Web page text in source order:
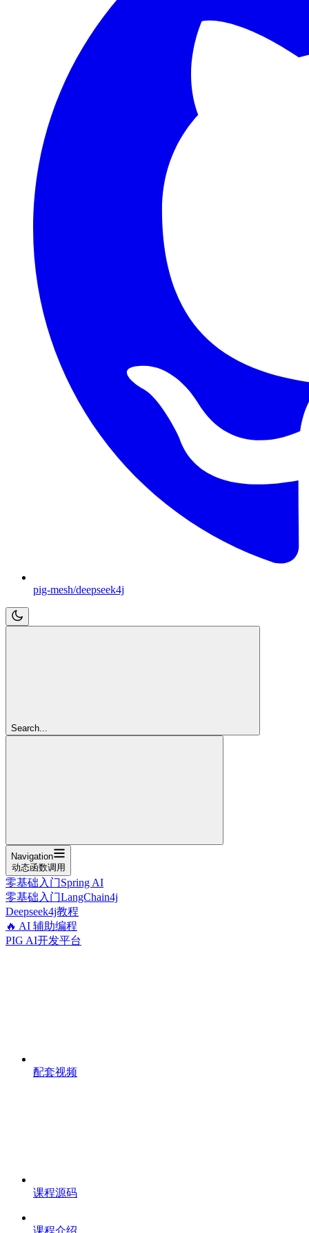
pig-mesh/deepseek4j
Search...
Navigation
动态函数调用
零基础入门Spring AI
零基础入门LangChain4j
Deepseek4j教程
🔥 AI 辅助编程
PIG AI开发平台
配套视频
课程源码
课程介绍